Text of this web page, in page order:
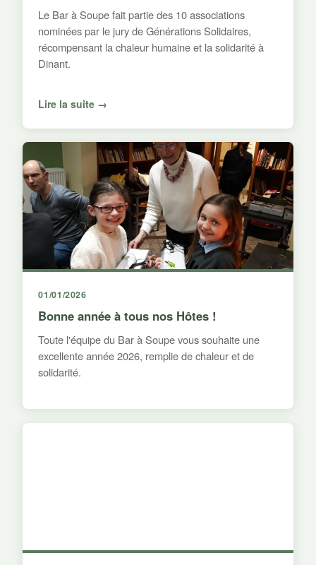
Le Bar à Soupe fait partie des 10 associations
nominées par le jury de Générations Solidaires,
récompensant la chaleur humaine et la solidarité à
Dinant.
Lire la suite →
01/01/2026
Bonne année à tous nos Hôtes !
Toute l'équipe du Bar à Soupe vous souhaite une
excellente année 2026, remplie de chaleur et de
solidarité.